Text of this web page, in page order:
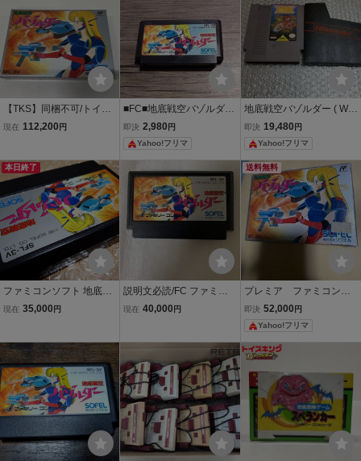
【TKS】同梱不可/トイキ
ン祭 FC/ファミリーコン
現在 112,200 円
■FC■地底戦空バゾルダー
■即決 2,980 円
Yahoo!フリマ
地底戦空バゾルダー ( WU
RM ) 北米版NES FC ファ
ミコン
即決 19,480 円
Yahoo!フリマ
本日終了
ファミコンソフト 地底戦
空 バゾルダー ソフトのみ
現在 35,000 円
説明文必読/FC ファミリ
ーコンピュータ ファミコ
用/通電補償/小傷金属劣化
等/ジャンク
現在 40,000 円
送料無料
プレミア ファミコンソ
フト 地底戦空バゾルダ
ー SFL-3V ソフエル FAMI
COM FAMILY 箱痛みあり
即決 52,000 円
Yahoo!フリマ